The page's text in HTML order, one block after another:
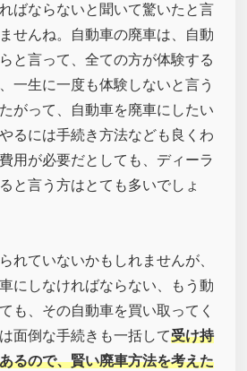
ばならないと聞いて驚いたと言
せんね。自動車の廃車は、自動
と言って、全ての方が体験する
一生に一度も体験しないと言う
がって、自動車を廃車にしたい
るには手続き方法なども良くわ
用が必要だとしても、ディーラ
と言う方はとても多いでしょ
れていないかもしれませんが、
にしなければならない、もう動
も、その自動車を買い取ってく
面倒な手続きも一括して受け持
るので、賢い廃車方法を考えた